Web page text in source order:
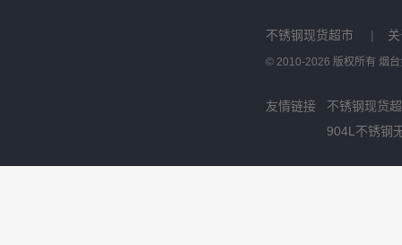
不锈钢现货超市 |
© 2010-2026 版权所有 烟
友情链接
不锈钢现货
904L不锈钢